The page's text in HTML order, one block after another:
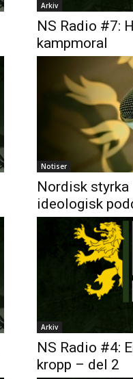
Arkiv
NS Radio #7:
kampmoral
Notiser
Nordisk styrka
ideologisk
Arkiv
NS Radio #4:
kropp – del 2